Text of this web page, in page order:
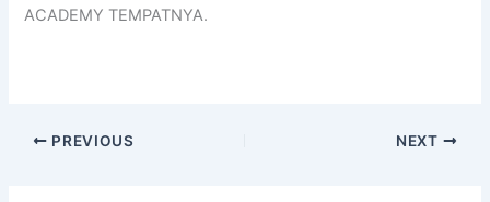
ACADEMY TEMPATNYA.
PREVIOUS NEXT